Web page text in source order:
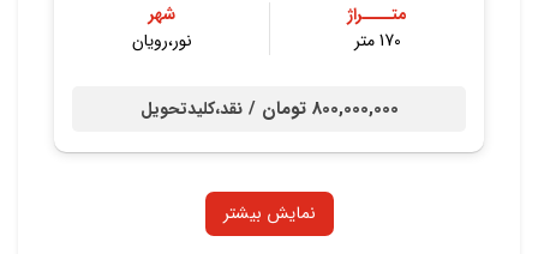
متــــراژ
170 متر
شهر
نور،رویان
800,000,000 تومان / نقد،کلیدتحویل
نمایش بیشتر